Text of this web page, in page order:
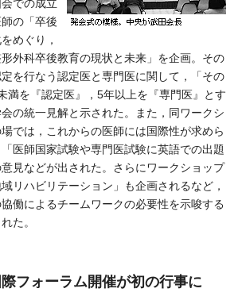
での成立
の「卒後
めぐり，
外科卒後教育の現状と未来」を企画。その
を行なう認定医と専門医に関して，「その
満を『認定医』，5年以上を『専門医』とす
の統一見解と示された。また，同ワークシ
では，これからの医師には国際性が求めら
医師国家試験や専門医試験に英語での出題
見などが出された。さらにワークショップ
域リハビリテーション」も企画されるなど，
働によるチームワークの必要性を示唆する
た。
フォーラム開催が初の行事に